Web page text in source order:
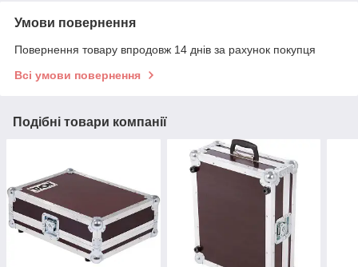
Умови повернення
Повернення товару впродовж 14 днів за рахунок покупця
Всі умови повернення
Подібні товари компанії